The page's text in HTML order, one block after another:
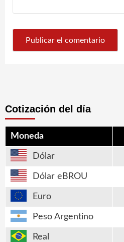
Cotización del día
Moneda
Dólar
Dólar eBROU
Euro
Peso Argentino
Real